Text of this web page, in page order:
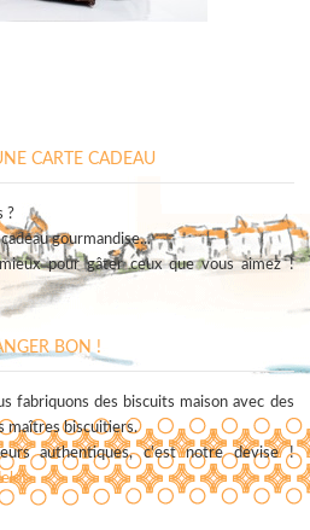
CARTE CADEAU
?
gourmandise...
pour gâter ceux que vous aimez !
BON !
fabriquons des biscuits maison avec des
maîtres biscuitiers.
authentiques, c'est notre devise !